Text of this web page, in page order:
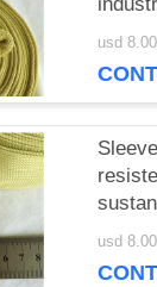
la
con